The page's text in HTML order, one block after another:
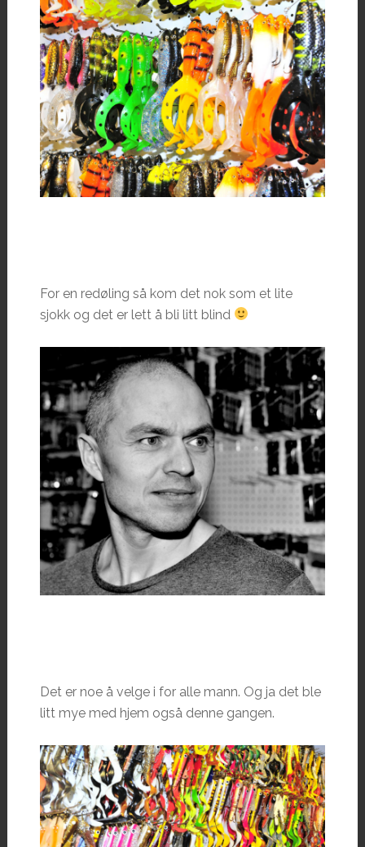
For en redøling så kom det nok som et lite
sjokk og det er lett å bli litt blind
Det er noe å velge i for alle mann. Og ja det ble
litt mye med hjem også denne gangen.